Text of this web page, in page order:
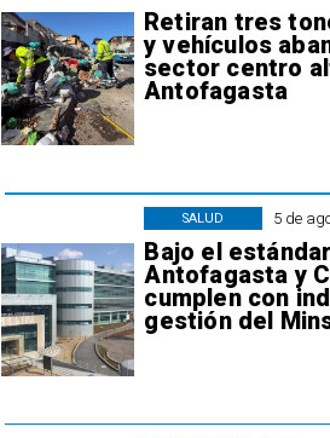
Retiran tres
y vehículos
sector centro
Antofagasta
5 de
Bajo el
Antofagasta y
cumplen con
gestión del
SALUD